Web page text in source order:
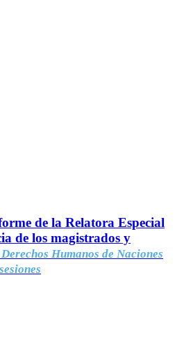
de la Relatora Especial
de los magistrados y
Humanos de Naciones